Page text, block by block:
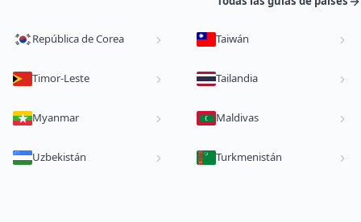
República de Corea Taiwán
Timor-Leste Tailandia
Myanmar Maldivas
Uzbekistán Turkmenistán